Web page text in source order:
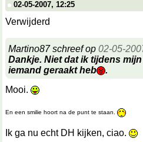
02-05-2007, 12:25
Verwijderd
Martino87 schreef op 02-05-
Dankje. Niet dat ik tijdens
iemand geraakt heb
.
Mooi.
En een smilie hoort na de punt te staan.
Ik ga nu echt DH kijken, ciao.